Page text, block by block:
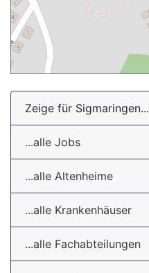
Zeige für Sigmaringen...
...alle Jobs
...alle Altenheime
...alle Krankenhäuser
...alle Fachabteilungen